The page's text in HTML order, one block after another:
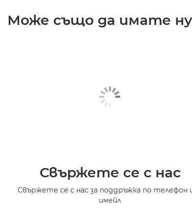
Може също да имате
Свържете се с нас
Свържете се с нас за поддръжка по телефон
имейл